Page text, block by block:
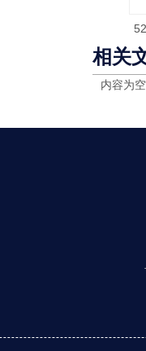
相关
内容为